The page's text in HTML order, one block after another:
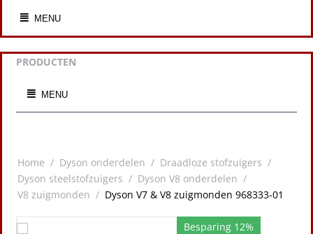
MENU
PRODUCTEN
MENU
Home / Dyson onderdelen / Draadloze stofzuigers /
Dyson steelstofzuigers / Dyson V8 onderdelen /
V8 zuigmonden / Dyson V7 & V8 zuigmonden 968333-01
Besparing 12%